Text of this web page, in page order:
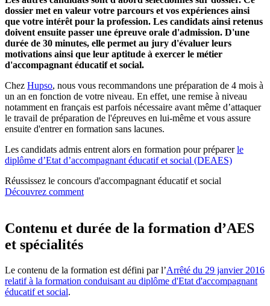
dossier met en valeur votre parcours et vos expériences ainsi
que votre intérêt pour la profession. Les candidats ainsi retenus
doivent ensuite passer une épreuve orale d'admission. D'une
durée de 30 minutes, elle permet au jury d'évaluer leurs
motivations ainsi que leur aptitude à exercer le métier
d'accompagnant éducatif et social.
Chez Hupso, nous vous recommandons une préparation de 4 mois à
un an en fonction de votre niveau. En effet, une remise à niveau
notamment en français est parfois nécessaire avant même d’attaquer
le travail de préparation de l'épreuves en lui-même et vous assure
ensuite d'entrer en formation sans lacunes.
Les candidats admis entrent alors en formation pour préparerle
diplôme d’Etat d’accompagnant éducatif et social (DEAES)
Réussissez le concours d'accompagnant éducatif et social
Découvrez comment
Contenu et durée de la formation d’AES
et spécialités
Le contenu de la formation est défini par l’Arrêté du 29 janvier 2016
relatif à la formation conduisant au diplôme d'Etat d'accompagnant
éducatif et social.